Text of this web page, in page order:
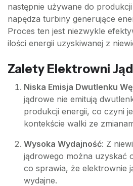
następnie używane do
napędza turbiny generujące
Proces ten jest niezwykle
ilości energii uzyskiwanej z
Zalety Elektrowni
Niska Emisja Dwutlenku
jądrowe nie emitują
produkcji energii, co czyni
kontekście walki ze
Wysoka Wydajność: Z
jądrowego można uzyskać
co sprawia, że elektrownie
wydajne.